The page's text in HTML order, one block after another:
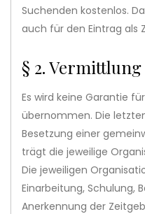
Suchenden kostenlos.
auch für den Eintrag als
§ 2. Vermittlung
Es wird keine Garantie
übernommen. Die
Besetzung einer
trägt die jeweilige
Die jeweiligen
Einarbeitung, Schulung,
Anerkennung der